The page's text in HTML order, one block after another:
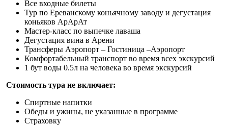
Все входные билеты
Тур по Ереванскому коньячному заводу и дегустация
коньяков АрАрАт
Мастер-класс по выпечке лаваша
Дегустация вина в Арени
Трансферы Аэропорт – Гостиница –Аэропорт
Комфортабельный транспорт во время всех экскурсий
1 бут воды 0.5л на человека во время экскурсий
Стоимость тура не включает:
Спиртные напитки
Обеды и ужины, не указанные в программе
Страховку